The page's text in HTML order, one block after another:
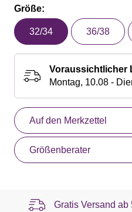
Größe:
32/34 36/38
Voraussichtlicher
Montag, 10.08 -
Auf den Merkzettel
Größenberater
Gratis Versand ab